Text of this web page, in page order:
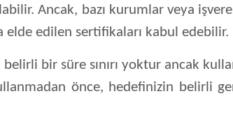
Ancak, bazı kurumlar veya
elde edilen sertifikaları kabul edebilir.
bir süre sınırı yoktur ancak
önce, hedefinizin belirli